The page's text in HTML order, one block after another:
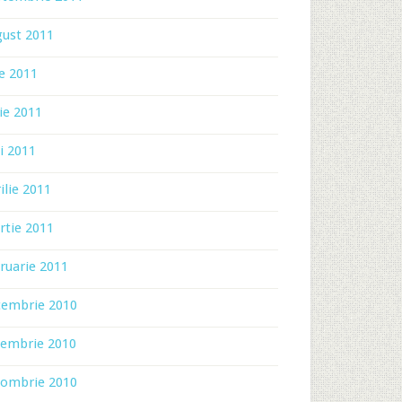
2011
2011
2011
2011
2011
2011
2011
2010
2010
2010